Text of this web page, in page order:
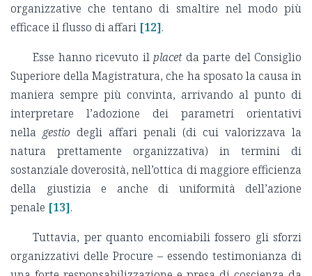
organizzative che tentano di smaltire nel modo più
efficace il flusso di affari [12].
Esse hanno ricevuto il placet da parte del Consiglio
Superiore della Magistratura, che ha sposato la causa in
maniera sempre più convinta, arrivando al punto di
interpretare l’adozione dei parametri orientativi
nella gestio degli affari penali (di cui valorizzava la
natura prettamente organizzativa) in termini di
sostanziale doverosità, nell’ottica di maggiore efficienza
della giustizia e anche di uniformità dell’azione
penale [13].
Tuttavia, per quanto encomiabili fossero gli sforzi
organizzativi delle Procure – essendo testimonianza di